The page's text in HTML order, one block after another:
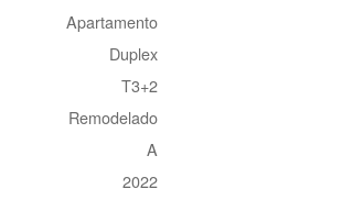
Apartamento
Duplex
T3+2
Remodelado
A
2022